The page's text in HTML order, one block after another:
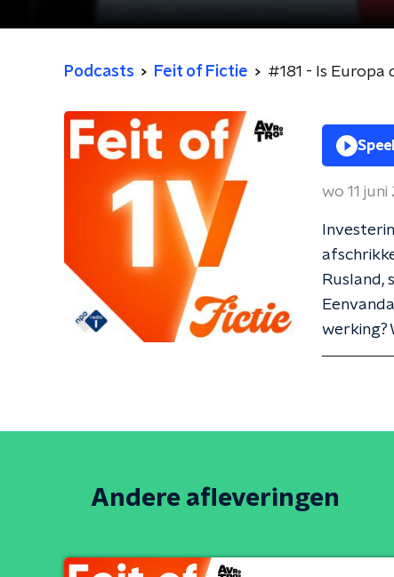
Podcasts Feit of Fictie #181 - Is Europa
wo 11
Rusland,
werking?
Andere afleveringen